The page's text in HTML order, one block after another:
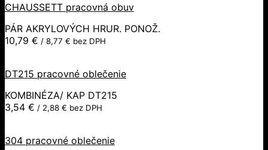
CHAUSSETT pracovná obuv
PÁR AKRYLOVÝCH HRUR. PONOŽ.
10,79 € / 8,77 € bez DPH
DT215 pracovné oblečenie
KOMBINÉZA/ KAP DT215
3,54 € / 2,88 € bez DPH
304 pracovné oblečenie